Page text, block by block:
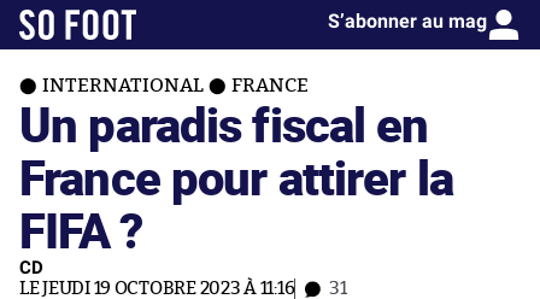
S’abonner au mag
INTERNATIONAL FRANCE
Un paradis fiscal en
France pour attirer la
FIFA ?
CD
LE JEUDI 19 OCTOBRE 2023 À 11:16 31